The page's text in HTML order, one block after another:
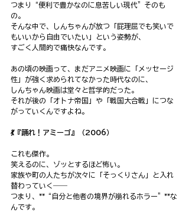
つまり“便利で豊かなのに息苦しい現代”そのも
の。
そんな中で、しんちゃんが放つ「屁理屈でも笑いで
もいいから自由でいたい」という姿勢が、
すごく人間的で痛快なんです。
あの頃の映画って、まだアニメ映画に「メッセージ
性」が強く求められてなかった時代なのに、
しんちゃん映画は堂々と哲学的だった。
それが後の「オトナ帝国」や「戦国大合戦」につな
がっていくんですよね。
💃『踊れ！アミーゴ』（2006）
これも傑作。
笑えるのに、ゾッとするほど怖い。
家族や町の人たちが次々に「そっくりさん」と入れ
替わっていく――
つまり、**“自分と他者の境界が崩れるホラー”**な
んです。